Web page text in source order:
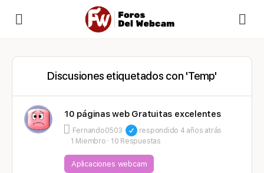
Discusiones etiquetados con 'Temp'
10 páginas web Gratuitas excelentes
Fernando0503 respondido 4 años atrás
1 Miembro · 10 Respuestas
Aplicaciones webcam